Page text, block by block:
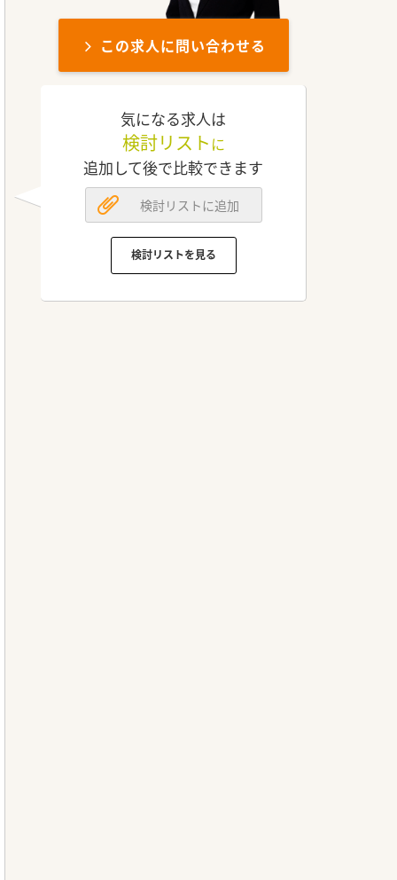
この求人に問い合わせる
気になる求人は
検討リスト に
追加して後で比較できます
検討リストに追加
検討リストを見る